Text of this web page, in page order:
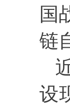
国
链
设